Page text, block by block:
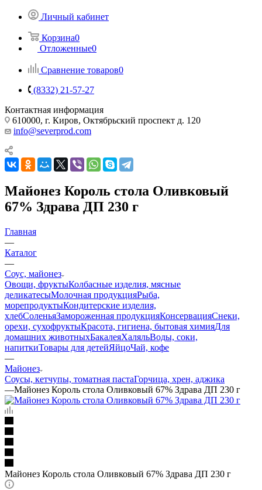
Личный кабинет
Корзина0
Отложенные0
Сравнение товаров0
(8332) 21-57-27
Контактная информация
610000, г. Киров, Октябрьский проспект д. 120
info@severprod.com
Майонез Король стола Оливковый
67% Здрава ДП 230 г
Главная
—
Каталог
—
Соус, майонез
Овощи, фруктыКолбасные изделия, мясные
деликатесыМолочная продукцияРыба,
морепродуктыКондитерские изделия,
хлебСоленьяЗамороженная продукцияКонсервацияСнеки,
орехи, сухофруктыКрасота, гигиена, бытовая химияДля
домашних животныхБакалеяХаляльВоды, соки,
напиткиТовары для детейЯйцоЧай, кофе
—
Майонез
Соусы, кетчупы, томатная пастаГорчица, хрен, аджика
—Майонез Король стола Оливковый 67% Здрава ДП 230 г
Майонез Король стола Оливковый 67% Здрава ДП 230 г